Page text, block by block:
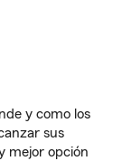
y como los
sus
mejor opción